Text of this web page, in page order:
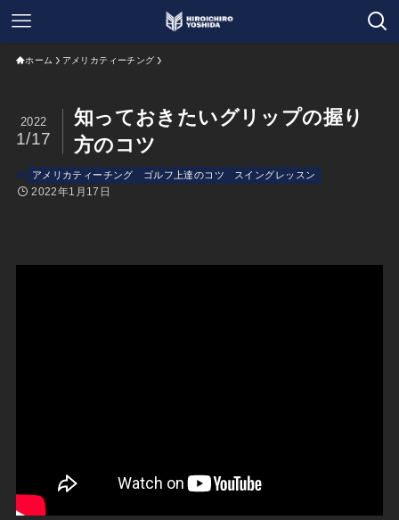
ホーム アメリカティーチング
知っておきたいグリップの握り
方のコツ
2022
1/17
アメリカティーチング ゴルフ上達のコツ スイングレッスン
2022年1月17日